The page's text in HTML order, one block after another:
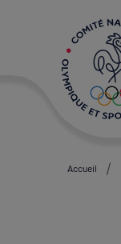
Accueil